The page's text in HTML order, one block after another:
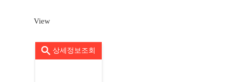
View
상세정보조회